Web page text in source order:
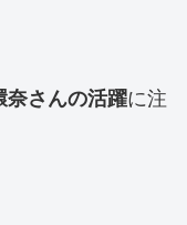
奈さんの活躍に注